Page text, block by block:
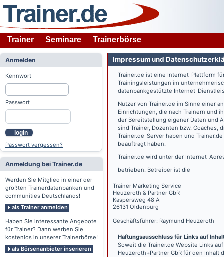
Trainer Seminare Trainerbörse
Anmelden
Kennwort
Passwort
login
Passwort vergessen?
Anmeldung bei Trainer.de
Werden Sie Mitglied in einer der
größten Trainerdatenbanken und -
communities Deutschlands!
als Trainer anmelden
Haben Sie interessante Angebote
für Trainer? Dann werben Sie
kostenlos in unserer Trainerbörse!
als Börsenanbieter inserieren
Impressum und
Trainer.de ist eine Internet-Plattform
Trainingsleistungen im
datenbankgestützte Internet-
Nutzer von Trainer.de im Sinne einer
Einrichtungen, die nach Trainern und
der Bereitstellung eigener Daten und
sind Trainer, Dozenten bzw.
Trainer.de-Server haben und Trainer.de
beauftragt haben.
Trainer.de wird unter der Internet-
betrieben. Betreiber ist die
Trainer Marketing Service
Heuzeroth & Partner GbR
Kaspersweg 48 A
26131 Oldenburg
Geschäftsführer: Raymund Heuzeroth
Haftungsausschluss für Links auf
Soweit die Trainer.de Website Links
Heuzeroth+Partner GbR für den Inhalt